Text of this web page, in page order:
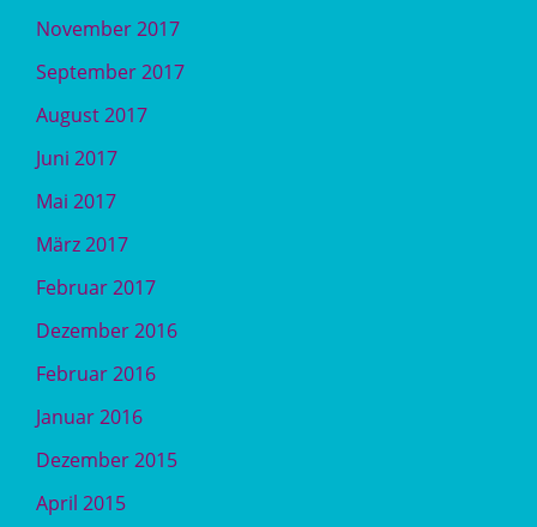
November 2017
September 2017
August 2017
Juni 2017
Mai 2017
März 2017
Februar 2017
Dezember 2016
Februar 2016
Januar 2016
Dezember 2015
April 2015